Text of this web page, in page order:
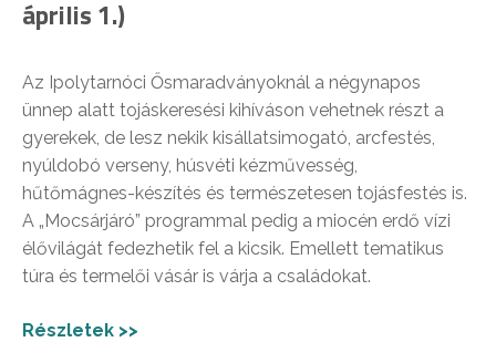
április 1.)
Az Ipolytarnóci Ősmaradványoknál a négynapos
ünnep alatt tojáskeresési kihíváson vehetnek részt a
gyerekek, de lesz nekik kisállatsimogató, arcfestés,
nyúldobó verseny, húsvéti kézművesség,
hűtőmágnes-készítés és természetesen tojásfestés is.
A „Mocsárjáró” programmal pedig a miocén erdő vízi
élővilágát fedezhetik fel a kicsik. Emellett tematikus
túra és termelői vásár is várja a családokat.
Részletek >>